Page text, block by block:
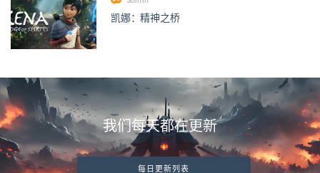
凯娜：精神之桥
我们每天都在更新
每日更新列表